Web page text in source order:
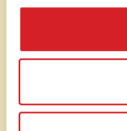
Mõõtmed ilma